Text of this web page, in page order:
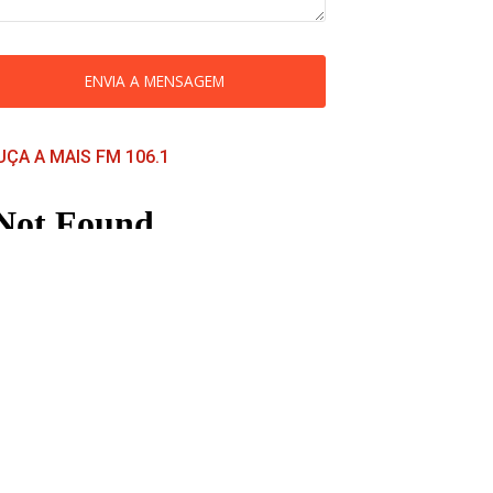
ENVIA A MENSAGEM
A MAIS FM 106.1